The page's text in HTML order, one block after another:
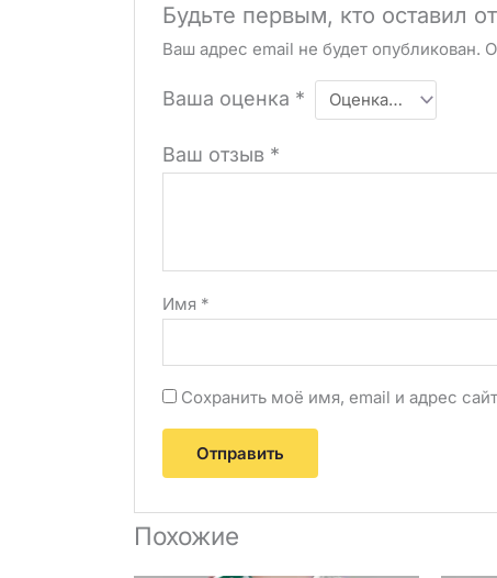
Будьте первым, кто оставил
Ваш адрес email не будет опубликован.
Ваша оценка *
Ваш отзыв *
Имя *
Сохранить моё имя, email и адрес
Похожие